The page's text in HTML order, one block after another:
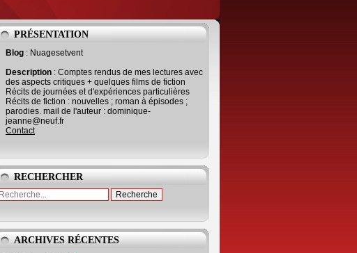
PRÉSENTATION
Blog : Nuagesetvent
Description : Comptes rendus de mes lectures avec
des aspects critiques + quelques films de fiction
Récits de journées et d'expériences particulières
Récits de fiction : nouvelles ; roman à épisodes ;
parodies. mail de l'auteur : dominique-
jeanne@neuf.fr
Contact
RECHERCHER
ARCHIVES RÉCENTES